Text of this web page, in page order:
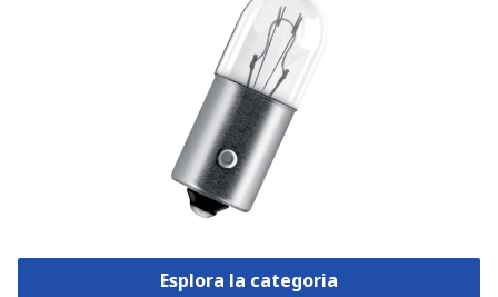
Esplora la categoria